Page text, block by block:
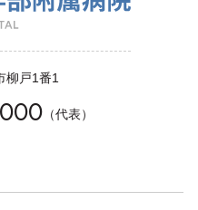
柳戸1番1
（代表）